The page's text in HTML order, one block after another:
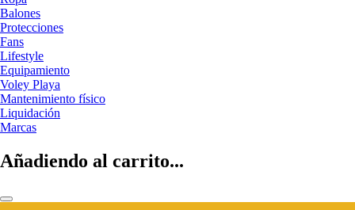
Balones
Protecciones
Fans
Lifestyle
Equipamiento
Voley Playa
Mantenimiento físico
Liquidación
Marcas
Añadiendo al carrito...